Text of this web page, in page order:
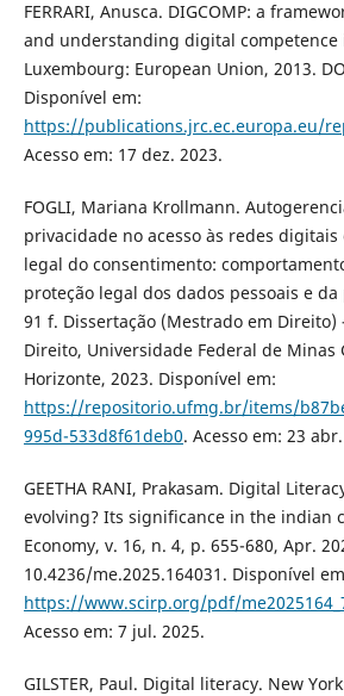
FERRARI, Anusca. DIGCOMP: a
and understanding digital competence
Luxembourg: European Union, 2013.
Disponível em:
https://publications.jrc.ec.europa.eu/
Acesso em: 17 dez. 2023.
FOGLI, Mariana Krollmann.
privacidade no acesso às redes digitais
legal do consentimento:
proteção legal dos dados pessoais e
91 f. Dissertação (Mestrado em Direito)
Direito, Universidade Federal de Minas
Horizonte, 2023. Disponível em:
https://repositorio.ufmg.br/items/
995d-533d8f61deb0. Acesso em: 23
GEETHA RANI, Prakasam. Digital
evolving? Its significance in the indian
Economy, v. 16, n. 4, p. 655-680, Apr.
10.4236/me.2025.164031. Disponível
https://www.scirp.org/pdf/
Acesso em: 7 jul. 2025.
GILSTER, Paul. Digital literacy. New